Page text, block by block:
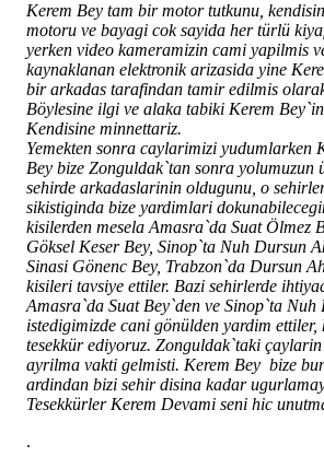
Kerem Bey tam bir motor tutkunu,
motoru ve bayagi cok sayida her türlü
yerken video kameramizin cami yapilmis
kaynaklanan elektronik arizasida yine
bir arkadas tarafindan tamir edilmis
Böylesine ilgi ve alaka tabiki Kerem
Kendisine minnettariz.
Yemekten sonra caylarimizi yudumlarken
Bey bize Zonguldak`tan sonra yolumuzun
sehirde arkadaslarinin oldugunu, o
sikistiginda bize yardimlari
kisilerden mesela Amasra`da Suat Ölmez
Göksel Keser Bey, Sinop`ta Nuh Dursun
Sinasi Gönenc Bey, Trabzon`da Dursun
kisileri tavsiye ettiler. Bazi sehirlerde
Amasra`da Suat Bey`den ve Sinop`ta Nuh
istedigimizde cani gönülden yardim ettiler,
tesekkür ediyoruz. Zonguldak`taki
ayrilma vakti gelmisti. Kerem Bey bize
ardindan bizi sehir disina kadar
Tesekkürler Kerem Devami seni hic
.